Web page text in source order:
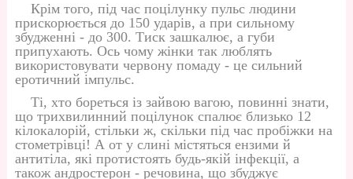
Крім того, під час поцілунку пульс людини
прискорюється до 150 ударів, а при сильному
збудженні - до 300. Тиск зашкалює, а губи
припухають. Ось чому жінки так люблять
використовувати червону помаду - це сильний
еротичний імпульс.
Ті, хто бореться із зайвою вагою, повинні знати,
що трихвилинний поцілунок спалює близько 12
кілокалорій, стільки ж, скільки під час пробіжки на
стометрівці! А от у слині містяться ензими й
антитіла, які протистоять будь-якій інфекції, а
також андростерон - речовина, що збуджує